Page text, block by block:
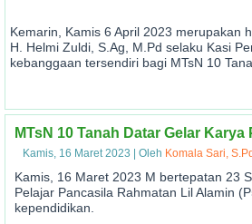
Kemarin, Kamis 6 April 2023 merupakan
H. Helmi Zuldi, S.Ag, M.Pd selaku Kasi
kebanggaan tersendiri bagi MTsN 10
MTsN 10 Tanah Datar Gelar Karya
Kamis, 16 Maret 2023 Oleh Komala Sari,
Kamis, 16 Maret 2023 M bertepatan 23
Pelajar Pancasila Rahmatan Lil Alamin
kependidikan.